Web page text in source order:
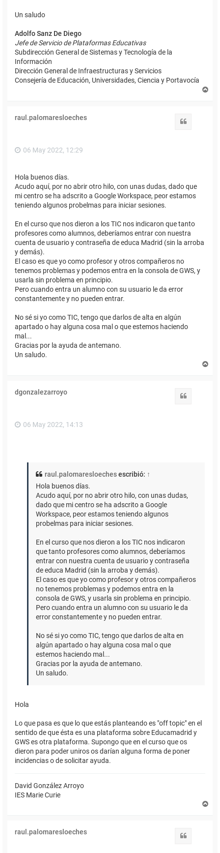
Un saludo
Adolfo Sanz De Diego
Jefe de Servicio de Plataformas Educativas
Subdirección General de Sistemas y Tecnología de la
Información
Dirección General de Infraestructuras y Servicios
Consejería de Educación, Universidades, Ciencia y Portavocía
raul.palomaresloeches
06 May 2022, 12:29
Hola buenos días.
Acudo aquí, por no abrir otro hilo, con unas dudas, dado que
mi centro se ha adscrito a Google Workspace, peor estamos
teniendo algunos probelmas para iniciar sesiones.
En el curso que nos dieron a los TIC nos indicaron que tanto
profesores como alumnos, deberíamos entrar con nuestra
cuenta de usuario y contraseña de educa Madrid (sin la arroba
y demás).
El caso es que yo como profesor y otros compañeros no
tenemos problemas y podemos entra en la consola de GWS, y
usarla sin problema en principio.
Pero cuando entra un alumno con su usuario le da error
constantemente y no pueden entrar.
No sé si yo como TIC, tengo que darlos de alta en algún
apartado o hay alguna cosa mal o que estemos haciendo
mal...
Gracias por la ayuda de antemano.
Un saludo.
dgonzalezarroyo
06 May 2022, 14:13
raul.palomaresloechesescribió: ↑
Hola buenos días.
Acudo aquí, por no abrir otro hilo, con unas dudas,
dado que mi centro se ha adscrito a Google
Workspace, peor estamos teniendo algunos
probelmas para iniciar sesiones.
En el curso que nos dieron a los TIC nos indicaron
que tanto profesores como alumnos, deberíamos
entrar con nuestra cuenta de usuario y contraseña
de educa Madrid (sin la arroba y demás).
El caso es que yo como profesor y otros compañeros
no tenemos problemas y podemos entra en la
consola de GWS, y usarla sin problema en principio.
Pero cuando entra un alumno con su usuario le da
error constantemente y no pueden entrar.
No sé si yo como TIC, tengo que darlos de alta en
algún apartado o hay alguna cosa mal o que
estemos haciendo mal...
Gracias por la ayuda de antemano.
Un saludo.
Hola
Lo que pasa es que lo que estás planteando es "off topic" en el
sentido de que ésta es una plataforma sobre Educamadrid y
GWS es otra plataforma. Supongo que en el curso que os
dieron para poder uniros os darían alguna forma de poner
incidencias o de solicitar ayuda.
David González Arroyo
IES Marie Curie
raul.palomaresloeches